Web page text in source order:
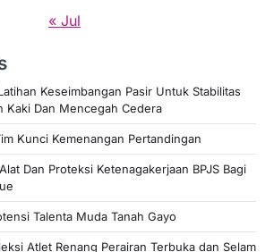
« Jul
Keseimbangan Pasir Untuk Stabilitas
Kaki Dan Mencegah Cedera
Kunci Kemenangan Pertandingan
Dan Proteksi Ketenagakerjaan BPJS Bagi
Talenta Muda Tanah Gayo
Atlet Renang Perairan Terbuka dan Selam